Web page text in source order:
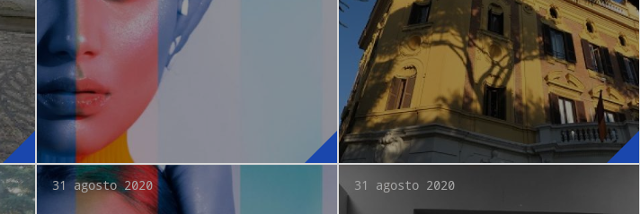
31 agosto 2020 31 agosto 2020